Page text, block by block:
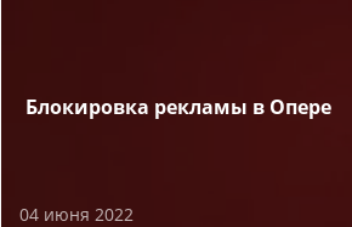
Блокировка рекламы в Опере
04 июня 2022